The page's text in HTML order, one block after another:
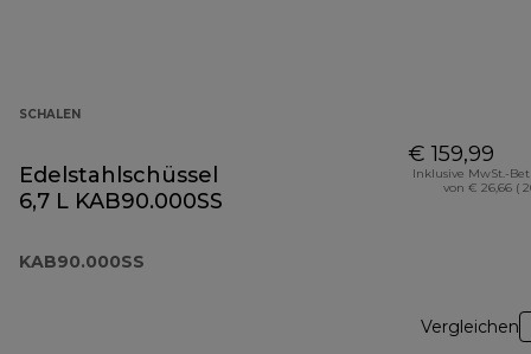
SCHALEN
Edelstahlschüssel
6,7 L KAB90.000SS
KAB90.000SS
€ 159,99
Inklusive MwSt.-
von € 26,66 (
Vergleichen